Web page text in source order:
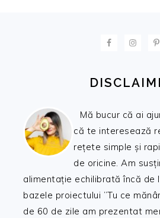
Mă bucur că ai
că te interesează
rețete simple și
de oricine. Am
alimentație echilibrată încă de
bazele proiectului ”Tu ce
de 60 de zile am prezentat